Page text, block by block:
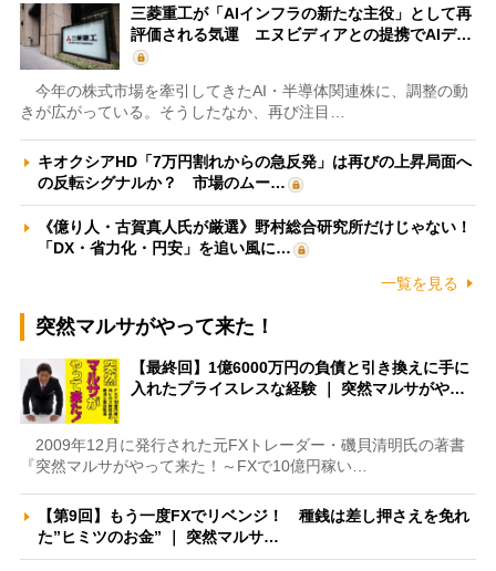
三菱重工が「AIインフラの新たな主役」として再
評価される気運 エヌビディアとの提携でAIデ…
今年の株式市場を牽引してきたAI・半導体関連株に、調整の動
きが広がっている。そうしたなか、再び注目…
キオクシアHD「7万円割れからの急反発」は再びの上昇局面へ
の反転シグナルか？ 市場のムー…
《億り人・古賀真人氏が厳選》野村総合研究所だけじゃない！
「DX・省力化・円安」を追い風に…
一覧を見る
突然マルサがやって来た！
【最終回】1億6000万円の負債と引き換えに手に
入れたプライスレスな経験 ｜ 突然マルサがや…
2009年12月に発行された元FXトレーダー・磯貝清明氏の著書
『突然マルサがやって来た！～FXで10億円稼い…
【第9回】もう一度FXでリベンジ！ 種銭は差し押さえを免れ
た”ヒミツのお金” ｜ 突然マルサ…